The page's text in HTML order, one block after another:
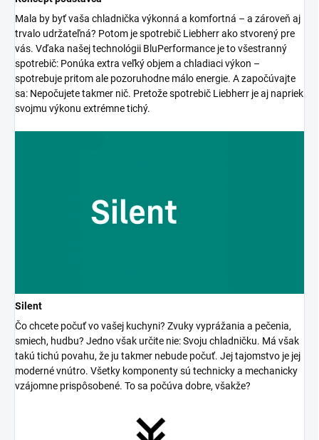
Mala by byť vaša chladnička výkonná a komfortná – a zároveň aj
trvalo udržateľná? Potom je spotrebič Liebherr ako stvorený pre
vás. Vďaka našej technológii BluPerformance je to všestranný
spotrebič: Ponúka extra veľký objem a chladiaci výkon –
spotrebuje pritom ale pozoruhodne málo energie. A započúvajte
sa: Nepočujete takmer nič. Pretože spotrebič Liebherr je aj napriek
svojmu výkonu extrémne tichý.
Silent
Čo chcete počuť vo vašej kuchyni? Zvuky vyprážania a pečenia,
smiech, hudbu? Jedno však určite nie: Svoju chladničku. Má však
takú tichú povahu, že ju takmer nebude počuť. Jej tajomstvo je jej
moderné vnútro. Všetky komponenty sú technicky a mechanicky
vzájomne prispôsobené. To sa počúva dobre, všakže?